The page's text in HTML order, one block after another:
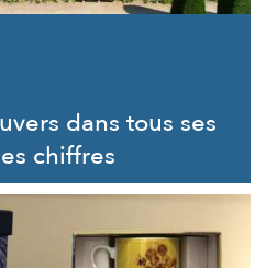
dans tous ses
chiffres